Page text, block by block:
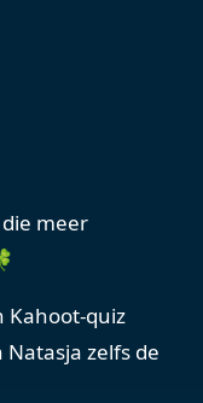
meer
Kahoot-quiz
zelfs de